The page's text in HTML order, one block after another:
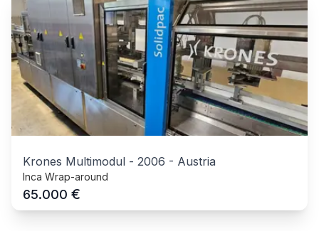
Krones Multimodul - 2006 - Austria
Inca Wrap-around
65.000 €